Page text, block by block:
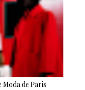
Moda de Paris